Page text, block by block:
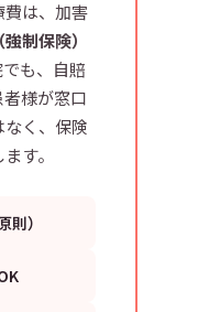
費は、加害
制保険）
も、自賠
様が窓口
く、保険
す。
）